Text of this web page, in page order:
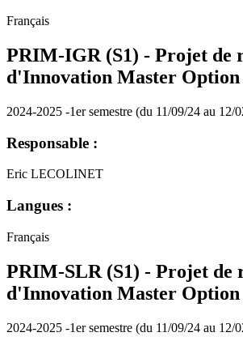
Français
PRIM-IGR (S1) - Projet de
d'Innovation Master
2024-2025 -1er semestre (du 11/09/24 au 12/
Responsable :
Eric LECOLINET
Langues :
Français
PRIM-SLR (S1) - Projet de
d'Innovation Master Option
2024-2025 -1er semestre (du 11/09/24 au 12/